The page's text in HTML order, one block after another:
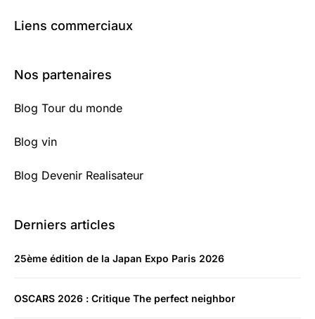
Liens commerciaux
Nos partenaires
Blog Tour du monde
Blog vin
Blog Devenir Realisateur
Derniers articles
25ème édition de la Japan Expo Paris 2026
OSCARS 2026 : Critique The perfect neighbor